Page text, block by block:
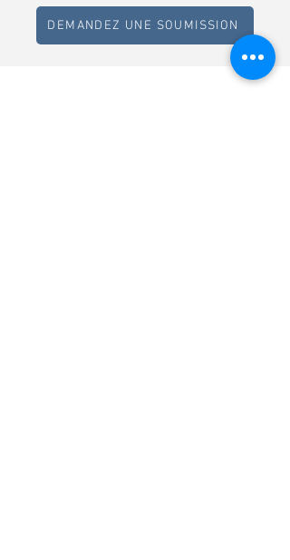
DEMANDEZ UNE SOUMISSION